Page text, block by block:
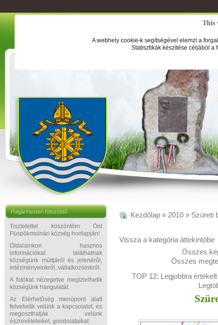
This
A webhely cookie-k segítségével elemzi a
Statisztikák készítése céljából a
Polgármesteri Köszöntő
Tisztelettel köszöntöm Önt
Püspökmolnári község honlapján!
Oldalainkon hasznos
információkat találhatnak
községünk múltjáról és jelenéről,
intézményeinkről, vállalkozóinkról.
A fotókat nézegetve megízlelhetik
községünk hangulatát.
Az Elérhetőség menüpont alatt
felvehetik velünk a kapcsolatot, és
megoszthatják velünk
észrevételeiket, gondolataikat.
Kezdőlap » 2010 » Szüreti
Vissza a kategória áttekintőbe
Összes
Összes
TOP 12: Legjobbra értékelt